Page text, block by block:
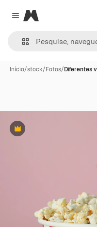
Close menu
Magnific
Início/stock/Fotos/Diferentes
Premium